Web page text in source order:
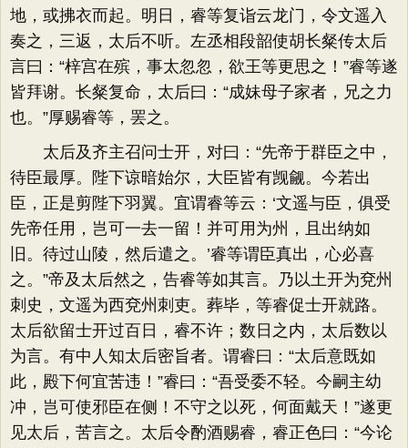
地，或拂衣而起。明日，睿等复诣云龙门，令文遥入
奏之，三返，太后不听。左丞相段韶使胡长粲传太后
言曰：“梓宫在殡，事太忽忽，欲王等更思之！”睿等遂
皆拜谢。长粲复命，太后曰：“成妹母子家者，兄之力
也。”厚赐睿等，罢之。
太后及齐主召问士开，对曰：“先帝于群臣之中，
待臣最厚。陛下谅暗始尔，大臣皆有觊觎。今若出
臣，正是剪陛下羽翼。宜谓睿等云：‘文遥与臣，俱受
先帝任用，岂可一去一留！并可用为州，且出纳如
旧。待过山陵，然后遣之。’睿等谓臣真出，心必喜
之。”帝及太后然之，告睿等如其言。乃以土开为兗州
刺史，文遥为西兗州刺吏。葬毕，等睿促士开就路。
太后欲留士开过百日，睿不许；数日之内，太后数以
为言。有中人知太后密旨者。谓睿曰：“太后意既如
此，殿下何宜苦违！”睿曰：“吾受委不轻。今嗣主幼
冲，岂可使邪臣在侧！不守之以死，何面戴天！”遂更
见太后，苦言之。太后令酌酒赐睿，睿正色曰：“今论